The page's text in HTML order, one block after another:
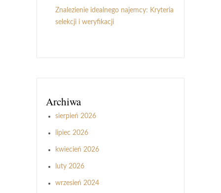
Znalezienie idealnego najemcy: Kryteria
selekcji i weryfikacji
Archiwa
sierpień 2026
lipiec 2026
kwiecień 2026
luty 2026
wrzesień 2024